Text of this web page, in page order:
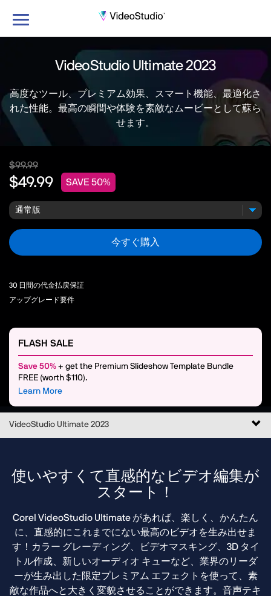
ナ
ョ
ン
り
替
え
VideoStudio Ultimate 2023
高度なツール、プレミアム効果、スマート機能、最適化さ
れた性能。最高の瞬間や体験を素敵なムービーとして蘇ら
せます。
$99.99
$49.99 SAVE 50%
今すぐ購入
30 日間の代金払戻保証
アップグレード要件
FLASH SALE
Save 50% + get the Premium Slideshow Template Bundle
FREE (worth $110).
Learn More
ナ
ビ
ー
シ
り
替
え
VideoStudio Ultimate 2023
使いやすくて直感的なビデオ編集が
スタート！
Corel VideoStudio Ultimate があれば、楽しく、かんたん
に、直感的にこれまでにない最高のビデオを生み出せま
す！カラー グレーディング、ビデオマスキング、3D タイ
トル作成、新しいオーディオ キューなど、業界のリーダ
ーが生み出した限定プレミアム エフェクトを使って、素
敵な作品へと大きく変貌させることができます。音声テキ